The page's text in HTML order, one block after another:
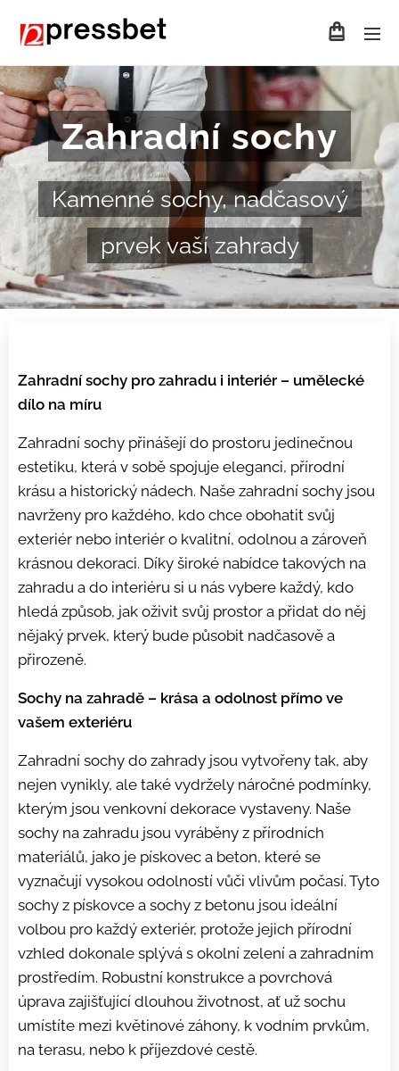
Zahradní sochy
Kamenné sochy, nadčasový
prvek vaší zahrady
Zahradní sochy pro zahradu i interiér – umělecké
dílo na míru
Zahradní sochy přinášejí do prostoru jedinečnou
estetiku, která v sobě spojuje eleganci, přírodní
krásu a historický nádech. Naše zahradní sochy jsou
navrženy pro každého, kdo chce obohatit svůj
exteriér nebo interiér o kvalitní, odolnou a zároveň
krásnou dekoraci. Díky široké nabídce takových na
zahradu a do interiéru si u nás vybere každý, kdo
hledá způsob, jak oživit svůj prostor a přidat do něj
nějaký prvek, který bude působit nadčasově a
přirozeně.
Sochy na zahradě – krása a odolnost přímo ve
vašem exteriéru
Zahradní sochy do zahrady jsou vytvořeny tak, aby
nejen vynikly, ale také vydržely náročné podmínky,
kterým jsou venkovní dekorace vystaveny. Naše
sochy na zahradu jsou vyráběny z přírodních
materiálů, jako je pískovec a beton, které se
vyznačují vysokou odolností vůči vlivům počasí. Tyto
sochy z pískovce a sochy z betonu jsou ideální
volbou pro každý exteriér, protože jejich přírodní
vzhled dokonale splývá s okolní zelení a zahradním
prostředím. Robustní konstrukce a povrchová
úprava zajišťující dlouhou životnost, ať už sochu
umístíte mezi květinové záhony, k vodním prvkům,
na terasu, nebo k příjezdové cestě.